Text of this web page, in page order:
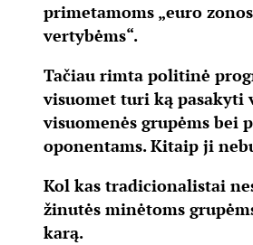
primetamoms „euro
vertybėms“.
Tačiau rimta politinė
visuomet turi ką pasakyti
visuomenės grupėms bei
oponentams. Kitaip ji
Kol kas tradicionalistai
žinutės minėtoms
karą.